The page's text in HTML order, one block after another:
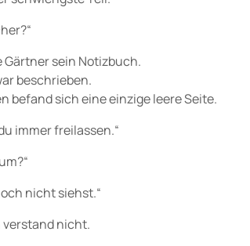
sein Notizbuch.
beschrieben.
befand sich eine einzige leere Seite.
immer freilassen.“
nicht siehst.“
verstand nicht.